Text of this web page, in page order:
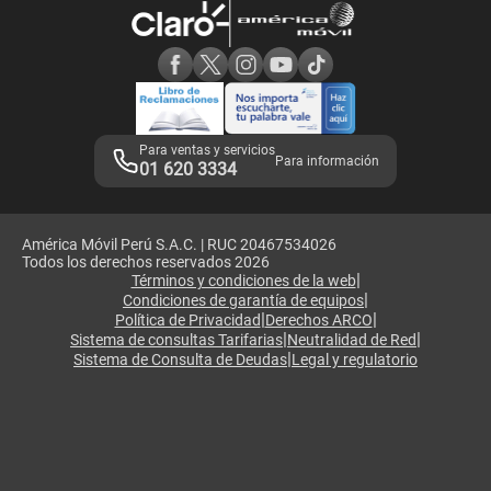
Consulta de IMEI
Consulta de reclamos
Adquirientes iPhone 6, 6S y SE
Mensaje de Seguridad
Términos y Condiciones de Tienda Claro
Libro de Reclamaciones
Legales de marketplace
Para ventas y servicios
01 620 3334 Para información
América Móvil Perú S.A.C. | RUC 20467534026
Todos los derechos reservados 2026
Términos y condiciones de la web|
Condiciones de garantía de equipos|
Política de Privacidad|Derechos ARCO|
Sistema de consultas Tarifarias|Neutralidad de Red|
Sistema de Consulta de Deudas|Legal y regulatorio